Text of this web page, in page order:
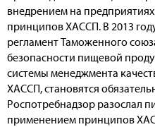
внедрением на
принципов ХАССП. В 2013
регламент Таможенного
безопасности пищевой
системы менеджмента
ХАССП, становятся
Роспотребнадзор разослал
применением принципов